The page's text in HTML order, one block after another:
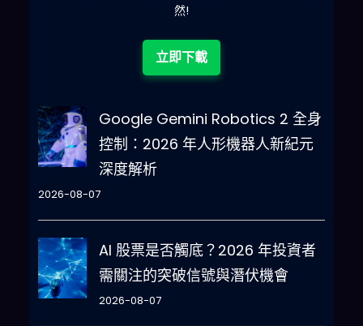
然!
立即下載
Google Gemini Robotics 2 全身
控制：2026 年人形機器人新紀元
深度解析
2026-08-07
AI 股票是否觸底？2026 年投資者
需關注的突破信號與潛伏機會
2026-08-07